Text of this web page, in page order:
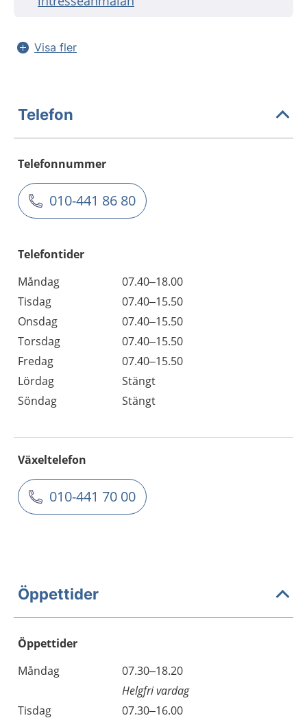
Visa fler
Telefon
Telefonnummer
010-441 86 80
Telefontider
Måndag
07.40–18.00
Tisdag
07.40–15.50
Onsdag
07.40–15.50
Torsdag
07.40–15.50
Fredag
07.40–15.50
Lördag
Stängt
Söndag
Stängt
Växeltelefon
010-441 70 00
Öppettider
Öppettider
Dag
Öppettider
Kommentarer
Måndag
07.30–18.20
Helgfri vardag
Tisdag
07.30–16.00